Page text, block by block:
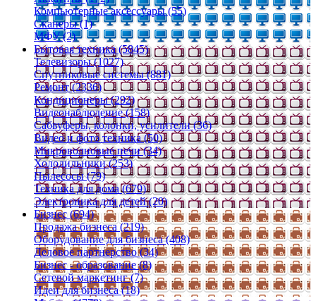
Компьютерные аксессуары (55)
Сканеры (1)
МФУ (2)
Бытовая техника (5845)
Телевизоры (1027)
Спутниковые системы (881)
Ремонт (2336)
Кондиционеры (292)
Видеонаблюдение (158)
Сабвуферы, колонки, усилители (36)
Видео и фото техника (50)
Микроволновые печи (34)
Холодильники (253)
Пылесосы (79)
Техника для дома (679)
Электроника для детей (20)
Бизнес (694)
Продажа бизнеса (219)
Оборудование для бизнеса (408)
Деловое партнерство (34)
Бизнес - образование (8)
Сетевой маркетинг (7)
Идеи для бизнеса (18)